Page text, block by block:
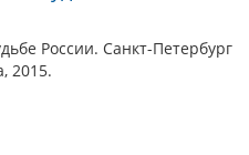
России. Санкт-Петербург
2015.